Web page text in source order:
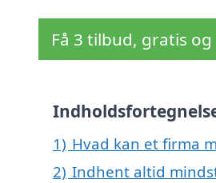
Få 3 tilbud, gratis
1) Hvad kan et firma
2) Indhent altid